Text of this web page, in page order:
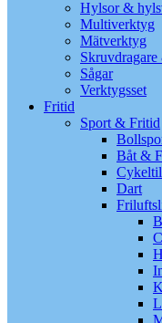
Hylsor &
Multiverktyg
Mätverktyg
Sågar
Verktygsset
Fritid
Sport & Fritid
Båt &
Dart